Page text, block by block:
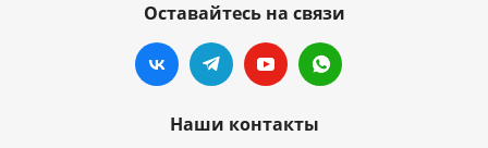
Оставайтесь на связи
Наши контакты